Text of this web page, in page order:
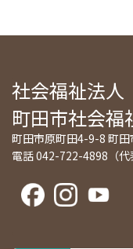
社会福祉法人
町田市社会福
町田市原町田4-9-8 町
電話 042-722-4898（